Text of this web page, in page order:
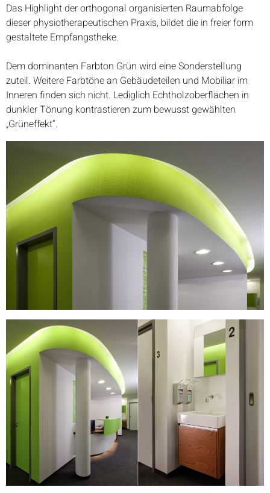
Das Highlight der orthogonal organisierten Raumabfolge
dieser physiotherapeutischen Praxis, bildet die in freier form
gestaltete Empfangstheke.
Dem dominanten Farbton Grün wird eine Sonderstellung
zuteil. Weitere Farbtöne an Gebäudeteilen und Mobiliar im
Inneren finden sich nicht. Lediglich Echtholzoberflächen in
dunkler Tönung kontrastieren zum bewusst gewählten
„Grüneffekt“.